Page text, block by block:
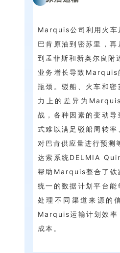
Marquis公司利用火车
巴肯原油到密苏里，
到孟菲斯和新奥尔良附
业务增长导致Marquis
瓶颈。驳船、火车和密
力上的差异为
战，各种因素的变动导
式难以满足驳船周转率
对巴肯供应量进行预测
达索系统DELMIA
帮助Marquis整合了铁
统一的数据计划平台能
处理不同渠道来源的
Marquis运输计划效率
成本。